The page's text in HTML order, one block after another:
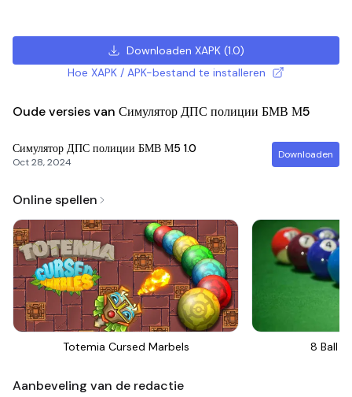
Downloaden XAPK(1.0)
Hoe XAPK / APK-bestand te installeren
Oude versies van Симулятор ДПС полиции БМВ М5
Симулятор ДПС полиции БМВ М5 1.0
Oct 28, 2024
Downloaden
Online spellen
Totemia Cursed Marbels 8 Ball
Aanbeveling van de redactie